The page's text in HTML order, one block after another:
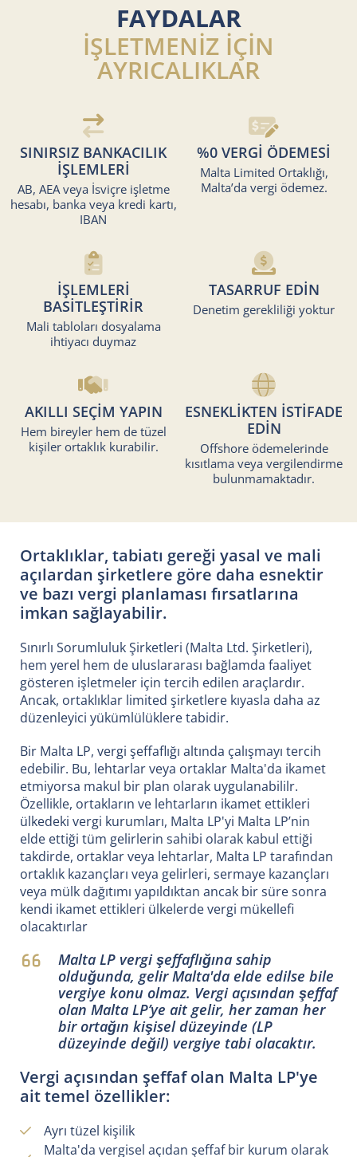
FAYDALAR
İŞLETMENİZ İÇİN
AYRICALIKLAR
SINIRSIZ BANKACILIK
İŞLEMLERİ
AB, AEA veya İsviçre işletme
hesabı, banka veya kredi kartı,
IBAN
%0 VERGİ ÖDEMESİ
Malta Limited Ortaklığı,
Malta’da vergi ödemez.
İŞLEMLERİ
BASİTLEŞTİRİR
Mali tabloları dosyalama
ihtiyacı duymaz
TASARRUF EDİN
Denetim gerekliliği yoktur
AKILLI SEÇİM YAPIN
Hem bireyler hem de tüzel
kişiler ortaklık kurabilir.
ESNEKLİKTEN İSTİFADE
EDİN
Offshore ödemelerinde
kısıtlama veya vergilendirme
bulunmamaktadır.
Ortaklıklar, tabiatı gereği yasal ve mali
açılardan şirketlere göre daha esnektir
ve bazı vergi planlaması fırsatlarına
imkan sağlayabilir.
Sınırlı Sorumluluk Şirketleri (Malta Ltd. Şirketleri),
hem yerel hem de uluslararası bağlamda faaliyet
gösteren işletmeler için tercih edilen araçlardır.
Ancak, ortaklıklar limited şirketlere kıyasla daha az
düzenleyici yükümlülüklere tabidir.
Bir Malta LP, vergi şeffaflığı altında çalışmayı tercih
edebilir. Bu, lehtarlar veya ortaklar Malta'da ikamet
etmiyorsa makul bir plan olarak uygulanabililr.
Özellikle, ortakların ve lehtarların ikamet ettikleri
ülkedeki vergi kurumları, Malta LP'yi Malta LP’nin
elde ettiği tüm gelirlerin sahibi olarak kabul ettiği
takdirde, ortaklar veya lehtarlar, Malta LP tarafından
ortaklık kazançları veya gelirleri, sermaye kazançları
veya mülk dağıtımı yapıldıktan ancak bir süre sonra
kendi ikamet ettikleri ülkelerde vergi mükellefi
olacaktırlar
Malta LP vergi şeffaflığına sahip
olduğunda, gelir Malta'da elde edilse bile
vergiye konu olmaz. Vergi açısından şeffaf
olan Malta LP’ye ait gelir, her zaman her
bir ortağın kişisel düzeyinde (LP
düzeyinde değil) vergiye tabi olacaktır.
Vergi açısından şeffaf olan Malta LP'ye
ait temel özellikler:
Ayrı tüzel kişilik
Malta'da vergisel açıdan şeffaf bir kurum olarak